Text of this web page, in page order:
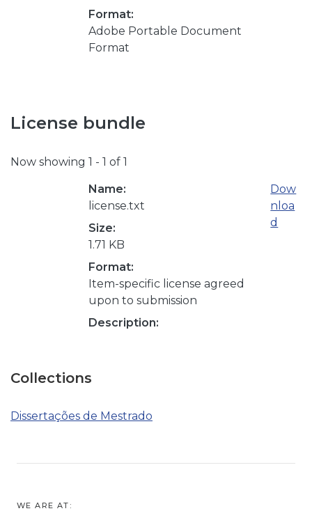
Format:
Adobe Portable Document
Format
License bundle
Now showing 1 - 1 of 1
Name:
license.txt
Size:
1.71 KB
Format:
Item-specific license agreed
upon to submission
Description:
Dow
nloa
d
Collections
Dissertações de Mestrado
WE ARE AT: